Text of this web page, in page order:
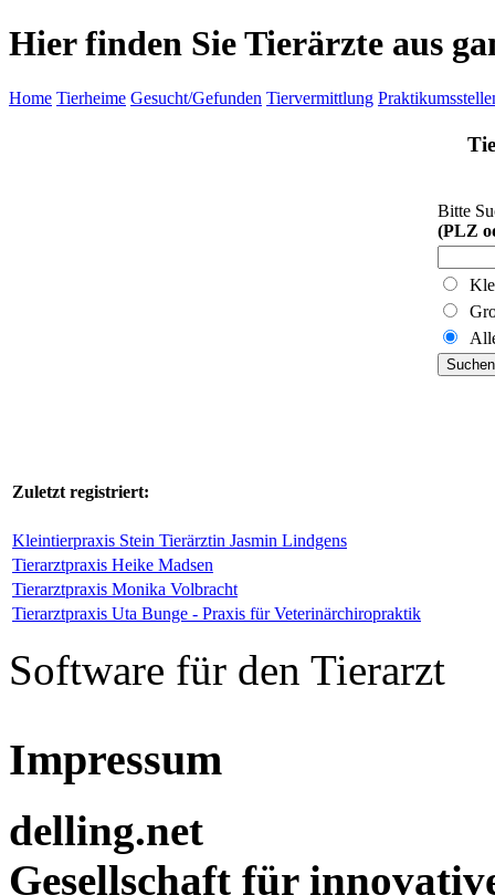
Hier finden Sie Tierärzte aus
Home Tierheime Gesucht/Gefunden Tiervermittlung
Bitte
(PLZ
Zuletzt registriert:
Kleintierpraxis Stein Tierärztin Jasmin Lindgens
Tierarztpraxis Heike Madsen
Tierarztpraxis Monika Volbracht
Tierarztpraxis Uta Bunge - Praxis für Veterinärchiropraktik
Software für den Tierarzt
Impressum
delling.net
Gesellschaft für